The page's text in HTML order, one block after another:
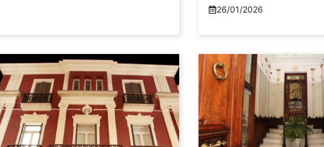
26/01/2026